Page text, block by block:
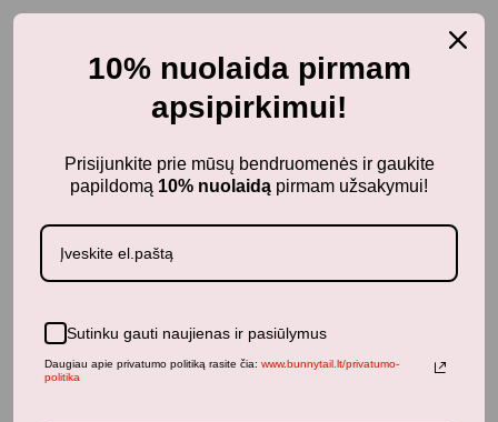
Jums taip pat gali patikti...
Panašūs produktai
Neseniai žiūrėti produktai
10% nuolaida pirmam
apsipirkimui!
Prisijunkite prie mūsų bendruomenės ir gaukite
papildomą 10% nuolaidą pirmam užsakymui!
Sutinku gauti naujienas ir pasiūlymus
Daugiau apie privatumo politiką rasite čia: www.bunnytail.lt/privatumo-
politika